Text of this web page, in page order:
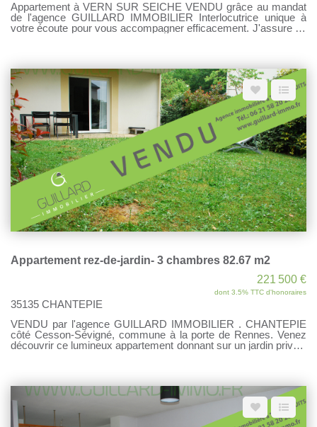
Appartement à VERN SUR SEICHE VENDU grâce au mandat
de l'agence GUILLARD IMMOBILIER Interlocutrice unique à
votre écoute pour vous accompagner efficacement. J'assure un
indépendant à taux réduits Pour mieux vendre et mieux acheter.
Appartement rez-de-jardin- 3 chambres 82.67 m2
221 500 €
dont 3.5% TTC d'honoraires
35135 CHANTEPIE
VENDU par l'agence GUILLARD IMMOBILIER . CHANTEPIE
côté Cesson-Sévigné, commune à la porte de Rennes. Venez
découvrir ce lumineux appartement donnant sur un jardin privatif
sur une terrasse et un terrain clos . Une cuisine ouverte, trois
chambres, une salle de bains, wc, un cellier. Un garage.
GUILLARD Immobilier - Agent indépendant à taux réduits
Contactez-moi ! 06 21 58 20 28